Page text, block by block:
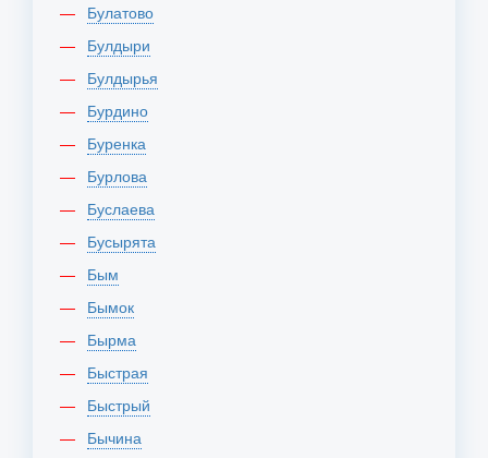
Булатово
Булдыри
Булдырья
Бурдино
Буренка
Бурлова
Буслаева
Бусырята
Бым
Бымок
Бырма
Быстрая
Быстрый
Бычина